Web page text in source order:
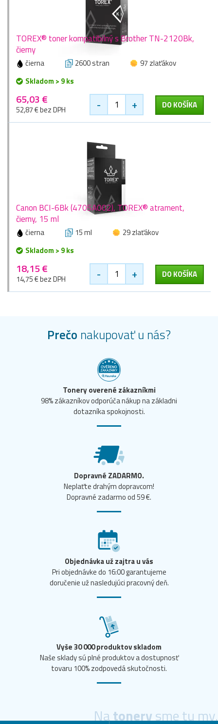
TOREX® toner kompatibilný s Brother TN-2120Bk,
čierny
čierna 2600 stran
97 zlaťákov
Skladom > 9 ks
65,03 €
52,87 € bez DPH - + DO KOŠÍKA
Canon BCI-6Bk (4705A002), TOREX® atrament,
čierny, 15 ml
čierna 15 ml
29 zlaťákov
Skladom > 9 ks
18,15 €
14,75 € bez DPH - + DO KOŠÍKA
Prečo nakupovať u nás?
Tonery overené zákazníkmi
98% zákazníkov odporúča nákup na základni
dotazníka spokojnosti.
Dopravné ZADARMO.
Neplaťte drahým dopravcom!
Dopravné zadarmo od 59 €.
Objednávka už zajtra u vás
Pri objednávke do 16:00 garantujeme
doručenie už nasledujúci pracovný deň.
Vyše 30 000 produktov skladom
Naše sklady sú plné produktov a dostupnosť
tovaru 100% zodpovedá skutočnosti.
Natonerysme tu my.